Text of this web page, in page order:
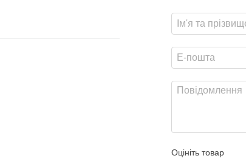
Оцініть товар